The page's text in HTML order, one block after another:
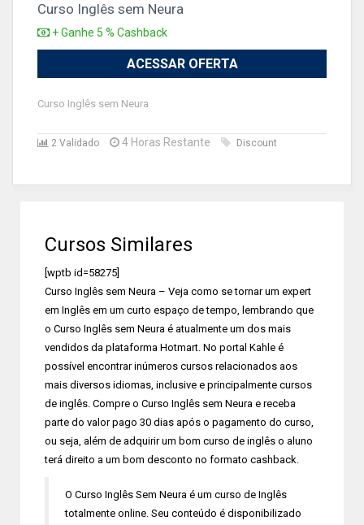
Curso Inglês sem Neura
+ Ganhe 5 % Cashback
ACESSAR OFERTA
Curso Inglês sem Neura
2 Validado 4 Horas Restante Discount
Cursos Similares
[wptb id=58275]
Curso Inglês sem Neura – Veja como se tornar um expert
em Inglês em um curto espaço de tempo, lembrando que
o Curso Inglês sem Neura é atualmente um dos mais
vendidos da plataforma Hotmart. No portal Kahle é
possível encontrar inúmeros cursos relacionados aos
mais diversos idiomas, inclusive e principalmente cursos
de inglês. Compre o Curso Inglês sem Neura e receba
parte do valor pago 30 dias após o pagamento do curso,
ou seja, além de adquirir um bom curso de inglês o aluno
terá direito a um bom desconto no formato cashback.
O Curso Inglês Sem Neura é um curso de Inglês
totalmente online. Seu conteúdo é disponibilizado